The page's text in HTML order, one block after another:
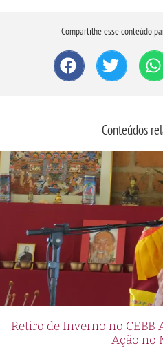
Compartilhe esse conteúdo
Conteúdos
Retiro de Inverno no CEBB
Ação no